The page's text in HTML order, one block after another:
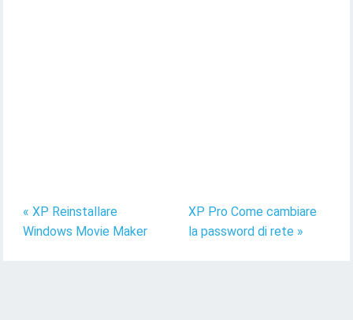
« XP Reinstallare
Windows Movie Maker
XP Pro Come cambiare
la password di rete »